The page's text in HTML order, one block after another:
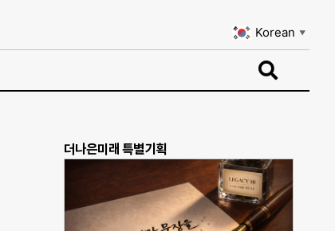
Korean ▼
더나은미래 특별기획